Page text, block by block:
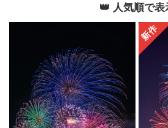
👑 人気順で表